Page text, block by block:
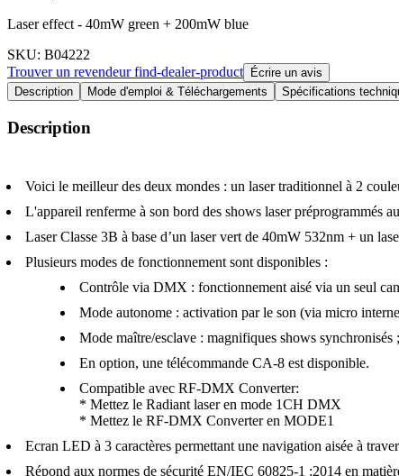
Laser effect - 40mW green + 200mW blue
SKU: B04222
Trouver un revendeurfind-dealer-product
Écrire un avis
Description
Mode d'emploi & Téléchargements Spécifications
Description
Voici le meilleur des deux mondes : un laser traditionnel à 2
L'appareil renferme à son bord des shows laser préprogrammés
Laser Classe 3B à base d’un laser vert de 40mW 532nm + un
Plusieurs modes de fonctionnement sont disponibles :
Contrôle via DMX : fonctionnement aisé via un seul
Mode autonome : activation par le son (via micro
Mode maître/esclave : magnifiques shows synchronisés ;
En option, une télécommande CA-8 est disponible.
Compatible avec RF-DMX Converter:
* Mettez le Radiant laser en mode 1CH DMX
* Mettez le RF-DMX Converter en MODE1
Ecran LED à 3 caractères permettant une navigation aisée à
Répond aux normes de sécurité EN/IEC 60825-1 :2014 en